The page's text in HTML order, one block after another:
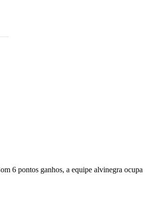
6 pontos ganhos, a equipe alvinegra ocupa